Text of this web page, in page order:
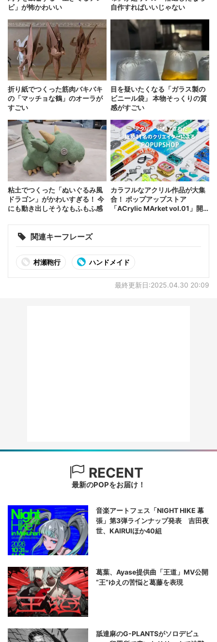
ビ」が怖かわいい
自作すればいいじゃない
折り紙でつくった筋肉バキバキ
の「マッチョな鶴」のオーラが
すごい
目を疑いたくなる「ガラス製の
ビニール袋」 本物そっくりの質
感がすごい
粘土でつくった「ぬいぐるみ風
ドラゴン」がかわいすぎる！ 今
にも動き出しそうなもふもふ感
カラフルなアクリル作品が大集
合！ ポップアップストア
「ACrylic MArket vol.01」開
関連キーフレーズ
村瀬鞄行 ハンドメイド
最終更新日:2025.04.30 20:09
RECENT
最新のPOPをお届け！
音楽アートフェス「NIGHT HIKE 幕
張」第3弾ラインナップ発表 吉田夜
世、KAIRUIほか40組
葛葉、Ayase提供曲「王道」MV公開
“王”ゆえの苦悩と葛藤を表現
舐達麻のG-PLANTSがソロデビュ